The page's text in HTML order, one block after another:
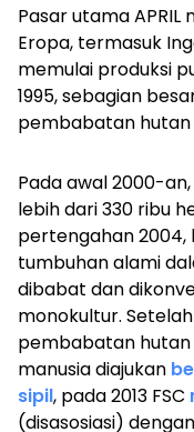
Pasar utama
Eropa, termasuk
memulai produksi
1995, sebagian
pembabatan hutan
Pada awal 2000-an,
lebih dari 330 ribu
pertengahan 2004,
tumbuhan alami
dibabat dan
monokultur.
pembabatan hutan
manusia diajukan
sipil, pada 2013 FSC
(disasosiasi) dengan